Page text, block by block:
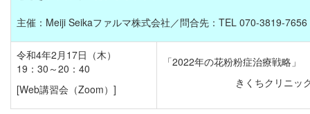
主催：Meiji Seikaファルマ株式会社／問合先：TEL 070-3819-
令和4年2月17日（木）
19：30～20：40
[Web講習会（Zoom）]
「2022年の花粉粉症治療戦略」
きくちクリニ